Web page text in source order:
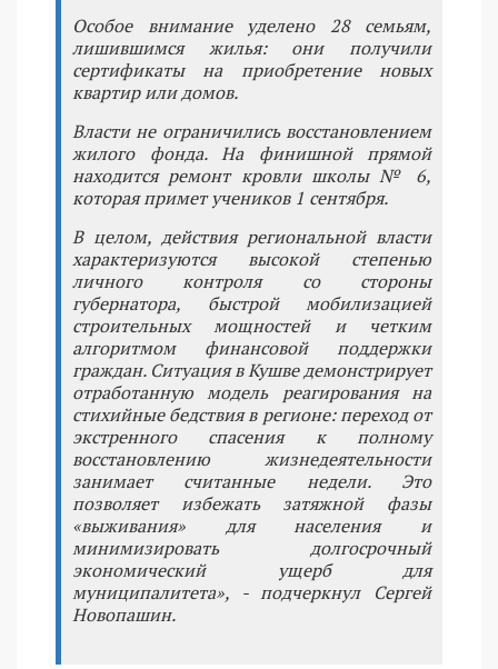
Особое внимание уделено 28 семьям,
лишившимся жилья: они получили
сертификаты на приобретение новых
квартир или домов.
Власти не ограничились восстановлением
жилого фонда. На финишной прямой
находится ремонт кровли школы № 6,
которая примет учеников 1 сентября.
В целом, действия региональной власти
характеризуются высокой степенью
личного контроля со стороны
губернатора, быстрой мобилизацией
строительных мощностей и четким
алгоритмом финансовой поддержки
граждан. Ситуация в Кушве демонстрирует
отработанную модель реагирования на
стихийные бедствия в регионе: переход от
экстренного спасения к полному
восстановлению жизнедеятельности
занимает считанные недели. Это
позволяет избежать затяжной фазы
«выживания» для населения и
минимизировать долгосрочный
экономический ущерб для
муниципалитета», - подчеркнул Сергей
Новопашин.